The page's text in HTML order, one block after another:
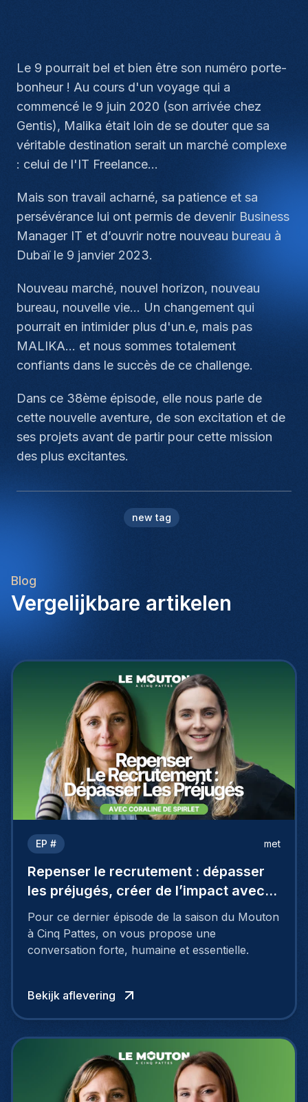
Le 9 pourrait bel et bien être son numéro porte-
bonheur ! Au cours d'un voyage qui a
commencé le 9 juin 2020 (son arrivée chez
Gentis), Malika était loin de se douter que sa
véritable destination serait un marché complexe
: celui de l'IT Freelance...
Mais son travail acharné, sa patience et sa
persévérance lui ont permis de devenir Business
Manager IT et d’ouvrir notre nouveau bureau à
Dubaï le 9 janvier 2023.
Nouveau marché, nouvel horizon, nouveau
bureau, nouvelle vie... Un changement qui
pourrait en intimider plus d'un.e, mais pas
MALIKA... et nous sommes totalement
confiants dans le succès de ce challenge.
Dans ce 38ème épisode, elle nous parle de
cette nouvelle aventure, de son excitation et de
ses projets avant de partir pour cette mission
des plus excitantes.
new tag
Blog
Vergelijkbare artikelen
EP # met
Repenser le recrutement : dépasser
les préjugés, créer de l’impact avec
Coraline De Spirlet
Pour ce dernier épisode de la saison du Mouton
à Cinq Pattes, on vous propose une
conversation forte, humaine et essentielle.
Bekijk aflevering